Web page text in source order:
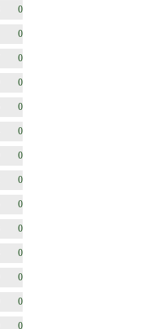
0
0
0
0
0
0
0
0
0
0
0
0
0
0